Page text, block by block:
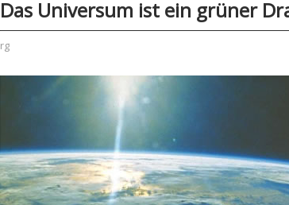
Das Universum ist ein grüner
rg